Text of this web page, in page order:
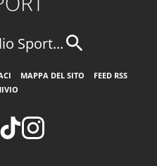
Sport...
MAPPA DEL SITO
FEED RSS